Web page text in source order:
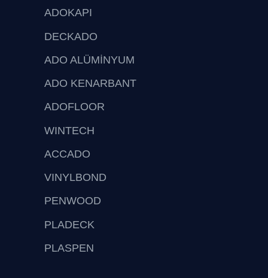
ADOKAPI
DECKADO
ADO ALÜMİNYUM
ADO KENARBANT
ADOFLOOR
WINTECH
ACCADO
VINYLBOND
PENWOOD
PLADECK
PLASPEN